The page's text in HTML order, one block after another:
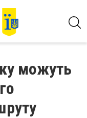
можуть